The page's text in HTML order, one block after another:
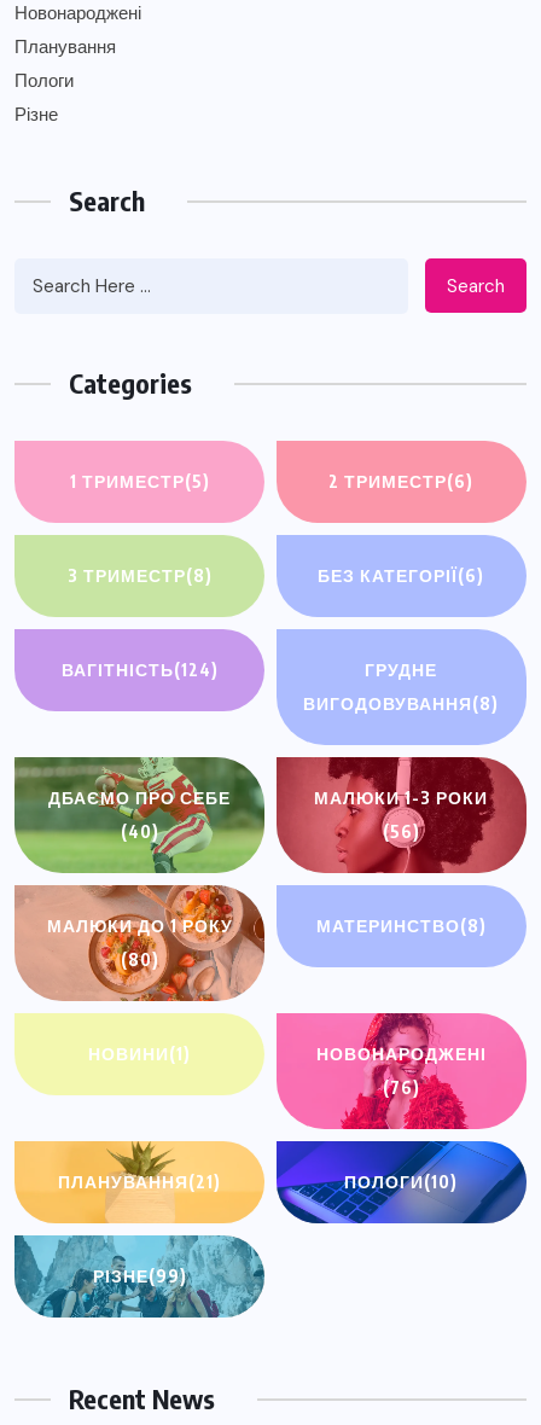
Новонароджені
Планування
Пологи
Різне
Search
Search
Categories
1 ТРИМЕСТР(5) 2 ТРИМЕСТР(6)
3 ТРИМЕСТР(8) БЕЗ КАТЕГОРІЇ(6)
ВАГІТНІСТЬ(124)
ГРУДНЕ
ВИГОДОВУВАННЯ(8)
ДБАЄМО ПРО СЕБЕ
(40)
МАЛЮКИ 1-3 РОКИ
(56)
МАЛЮКИ ДО 1 РОКУ
(80)
МАТЕРИНСТВО(8)
НОВИНИ(1)
НОВОНАРОДЖЕНІ
(76)
ПЛАНУВАННЯ(21) ПОЛОГИ(10)
РІЗНЕ(99)
Recent News